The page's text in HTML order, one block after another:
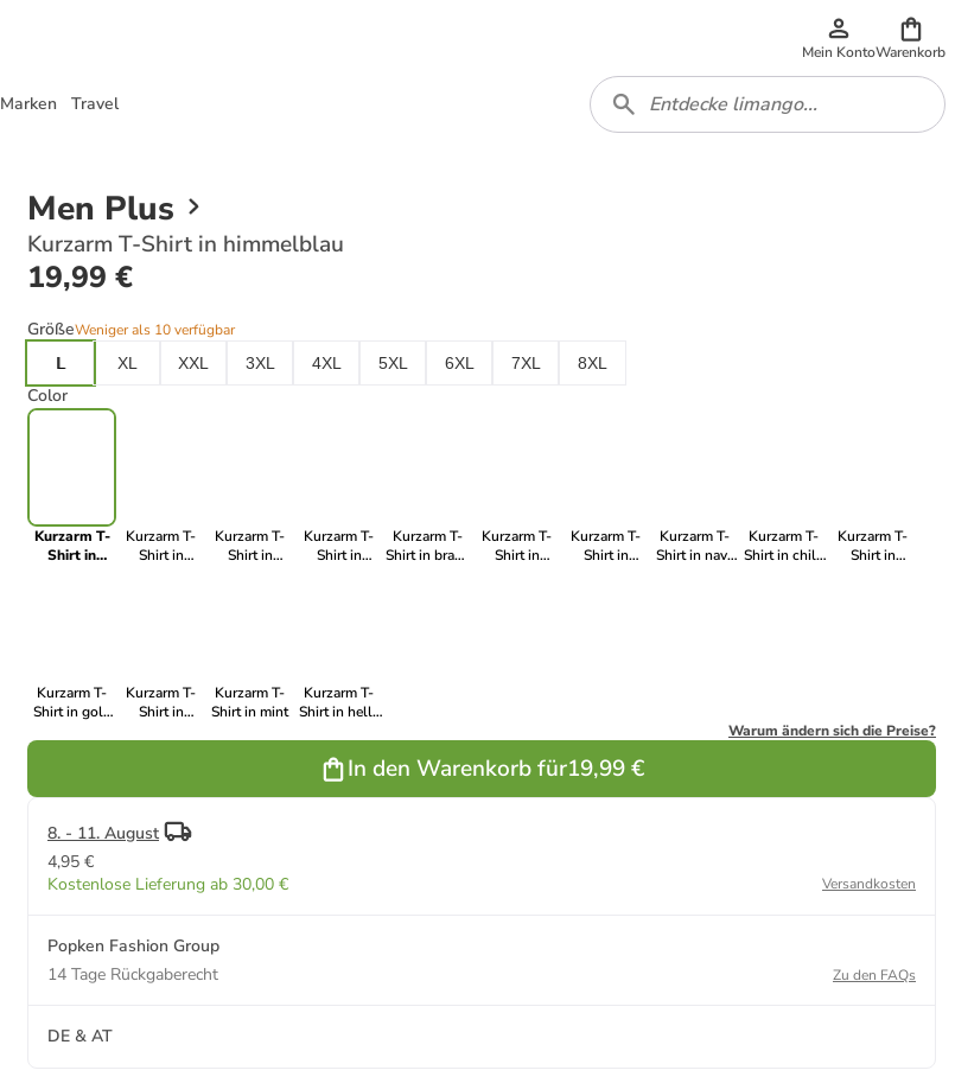
Mein KontoWarenkorb
Marken Travel
Men Plus
Kurzarm T-Shirt in himmelblau
19,99 €
GrößeWeniger als 10 verfügbar
L
XL XXL 3XL 4XL 5XL 6XL 7XL 8XL
Color
Kurzarm T-
Shirt in
Kurzarm T-
Shirt in
Kurzarm T-
Shirt in
Kurzarm T-
Shirt in
Kurzarm T-
Shirt in braun
Kurzarm T-
Shirt in
Kurzarm T-
Shirt in
Kurzarm T-
Shirt in navy
Kurzarm T-
Shirt in chilli
Kurzarm T-
Shirt in
Kurzarm T-
Shirt in gold
Kurzarm T-
Shirt in
Kurzarm T-
Shirt in mint
Kurzarm T-
Shirt in helle
Warum ändern sich die Preise?
In den Warenkorb für19,99 €
8. - 11. August
4,95 €
Kostenlose Lieferung ab 30,00 €
Versandkosten
Popken Fashion Group
14 Tage Rückgaberecht
Zu den FAQs
DE & AT